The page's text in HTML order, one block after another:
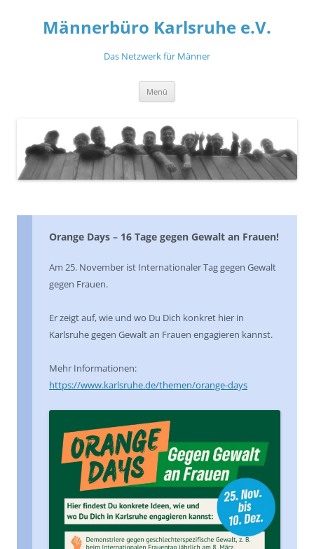
springenMännerbüro Karlsruhe e.V.
Das Netzwerk für Männer
Menü
Orange Days – 16 Tage gegen Gewalt an Frauen!
Am 25. November ist Internationaler Tag gegen Gewalt
gegen Frauen.
Er zeigt auf, wie und wo Du Dich konkret hier in
Karlsruhe gegen Gewalt an Frauen engagieren kannst.
Mehr Informationen:
https://www.karlsruhe.de/themen/orange-days